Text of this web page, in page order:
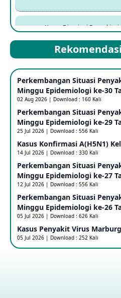
Kasus Dicurigai Penyakit
Mpox Clade 1b di Taiwan
25 May 2026
Update Informasi PHEIC
Penetapan Outbreak
Uganda Sebagai PHEIC
Outbreak Penyakti Ebola di
16
Kasus Konfirmasi
Perkembangan Situasi
Minggu Epidemiologi ke-30
02 Aug 2026 | Download : 160 Kali
Perkembangan Situasi
Minggu Epidemiologi ke-29
25 Jul 2026 | Download : 556 Kali
Kasus Konfirmasi A(H5N1)
14 Jul 2026 | Download : 330 Kali
Perkembangan Situasi
Minggu Epidemiologi ke-27
12 Jul 2026 | Download : 556 Kali
Perkembangan Situasi
Minggu Epidemiologi ke-26
05 Jul 2026 | Download : 626 Kali
Kasus Penyakit Virus
05 Jul 2026 | Download : 252 Kali